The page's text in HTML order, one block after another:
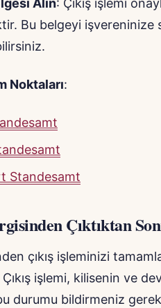
Alın: Çıkış işlemi
Bu belgeyi işvereninize
Noktaları:
Standesamt
Çıktıktan
çıkış işleminizi
işlemi, kilisenin ve
durumu bildirmeniz